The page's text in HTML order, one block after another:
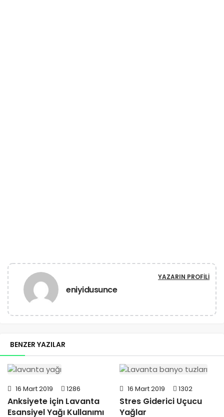
eniyidusunce
YAZARIN PROFILI
BENZER YAZILAR
16 Mart 2019 1286
Anksiyete için Lavanta
Esansiyel Yağı Kullanımı
16 Mart 2019 1302
Stres Giderici Uçucu
Yağlar